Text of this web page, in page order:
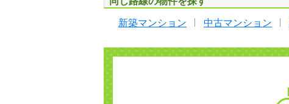
新築マンション 中古マンション